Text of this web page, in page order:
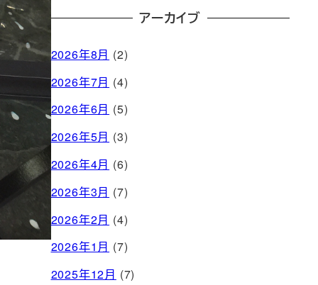
アーカイブ
2026年8月 (2)
2026年7月 (4)
2026年6月 (5)
2026年5月 (3)
2026年4月 (6)
2026年3月 (7)
2026年2月 (4)
2026年1月 (7)
2025年12月 (7)